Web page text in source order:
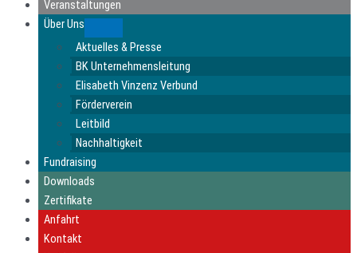
Veranstaltungen
Über Uns
Aktuelles & Presse
BK Unternehmensleitung
Elisabeth Vinzenz Verbund
Förderverein
Leitbild
Nachhaltigkeit
Fundraising
Downloads
Zertifikate
Anfahrt
Kontakt